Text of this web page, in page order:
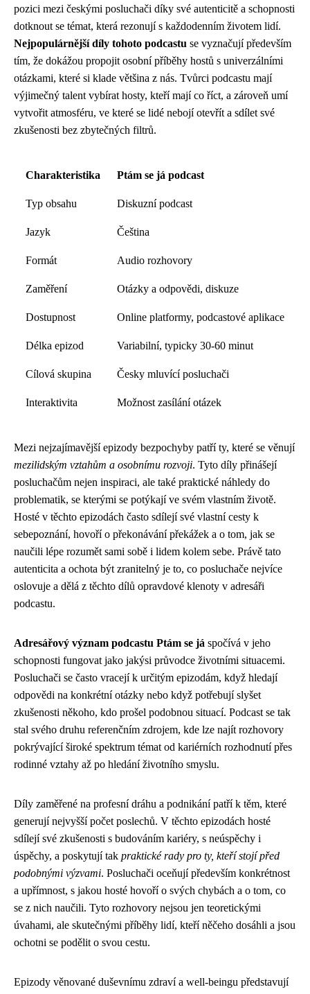
pozici mezi českými posluchači díky své autenticitě a schopnosti
dotknout se témat, která rezonují s každodenním životem lidí.
Nejpopulárnější díly tohoto podcastu se vyznačují především
tím, že dokážou propojit osobní příběhy hostů s univerzálními
otázkami, které si klade většina z nás. Tvůrci podcastu mají
výjimečný talent vybírat hosty, kteří mají co říct, a zároveň umí
vytvořit atmosféru, ve které se lidé nebojí otevřít a sdílet své
zkušenosti bez zbytečných filtrů.
Charakteristika Ptám se já podcast
Typ obsahu Diskuzní podcast
Jazyk Čeština
Formát Audio rozhovory
Zaměření Otázky a odpovědi, diskuze
Dostupnost Online platformy, podcastové aplikace
Délka epizod Variabilní, typicky 30-60 minut
Cílová skupina Česky mluvící posluchači
Interaktivita Možnost zasílání otázek
Mezi nejzajímavější epizody bezpochyby patří ty, které se věnují
mezilidským vztahům a osobnímu rozvoji. Tyto díly přinášejí
posluchačům nejen inspiraci, ale také praktické náhledy do
problematik, se kterými se potýkají ve svém vlastním životě.
Hosté v těchto epizodách často sdílejí své vlastní cesty k
sebepoznání, hovoří o překonávání překážek a o tom, jak se
naučili lépe rozumět sami sobě i lidem kolem sebe. Právě tato
autenticita a ochota být zranitelný je to, co posluchače nejvíce
oslovuje a dělá z těchto dílů opravdové klenoty v adresáři
podcastu.
Adresářový význam podcastu Ptám se já spočívá v jeho
schopnosti fungovat jako jakýsi průvodce životními situacemi.
Posluchači se často vracejí k určitým epizodám, když hledají
odpovědi na konkrétní otázky nebo když potřebují slyšet
zkušenosti někoho, kdo prošel podobnou situací. Podcast se tak
stal svého druhu referenčním zdrojem, kde lze najít rozhovory
pokrývající široké spektrum témat od kariérních rozhodnutí přes
rodinné vztahy až po hledání životního smyslu.
Díly zaměřené na profesní dráhu a podnikání patří k těm, které
generují nejvyšší počet poslechů. V těchto epizodách hosté
sdílejí své zkušenosti s budováním kariéry, s neúspěchy i
úspěchy, a poskytují tak praktické rady pro ty, kteří stojí před
podobnými výzvami. Posluchači oceňují především konkrétnost
a upřímnost, s jakou hosté hovoří o svých chybách a o tom, co
se z nich naučili. Tyto rozhovory nejsou jen teoretickými
úvahami, ale skutečnými příběhy lidí, kteří něčeho dosáhli a jsou
ochotni se podělit o svou cestu.
Epizody věnované duševnímu zdraví a well-beingu představují